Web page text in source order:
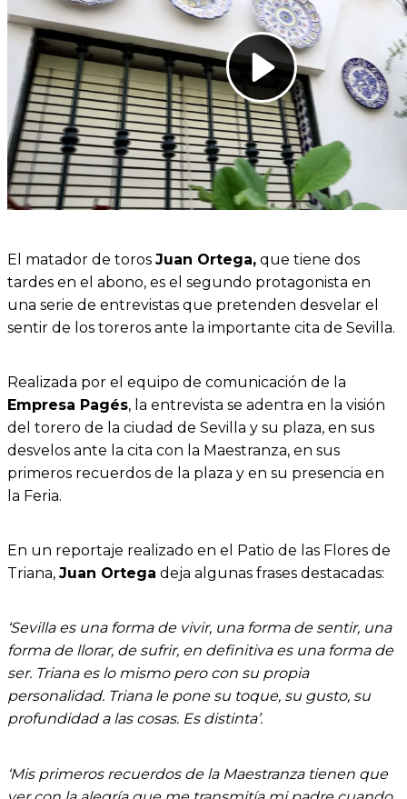
El matador de toros Juan Ortega, que tiene dos
tardes en el abono, es el segundo protagonista en
una serie de entrevistas que pretenden desvelar el
sentir de los toreros ante la importante cita de Sevilla.
Realizada por el equipo de comunicación de la
Empresa Pagés, la entrevista se adentra en la visión
del torero de la ciudad de Sevilla y su plaza, en sus
desvelos ante la cita con la Maestranza, en sus
primeros recuerdos de la plaza y en su presencia en
la Feria.
En un reportaje realizado en el Patio de las Flores de
Triana, Juan Ortega deja algunas frases destacadas:
‘Sevilla es una forma de vivir, una forma de sentir, una
forma de llorar, de sufrir, en definitiva es una forma de
ser. Triana es lo mismo pero con su propia
personalidad. Triana le pone su toque, su gusto, su
profundidad a las cosas. Es distinta’.
‘Mis primeros recuerdos de la Maestranza tienen que